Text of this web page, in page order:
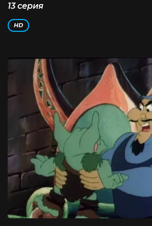
13 серия
HD